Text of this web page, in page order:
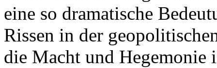
eine so dramatische
Rissen in der
die Macht und Hegemonie